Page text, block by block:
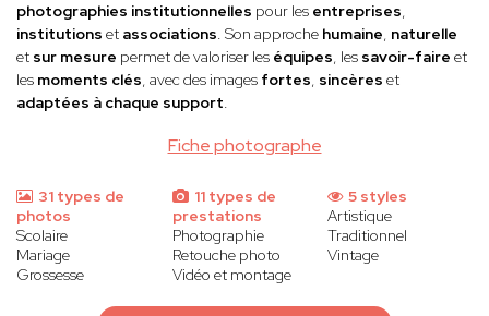
Fiche photographe
photographies institutionnelles pour les entreprises,
institutions et associations. Son approche humaine, naturelle
et sur mesure permet de valoriser les équipes, les savoir-faire et
les moments clés, avec des images fortes, sincères et
adaptées à chaque support.
31 types de
photos
Scolaire
Mariage
Grossesse
11 types de
prestations
Photographie
Retouche photo
Vidéo et montage
5 styles
Artistique
Traditionnel
Vintage